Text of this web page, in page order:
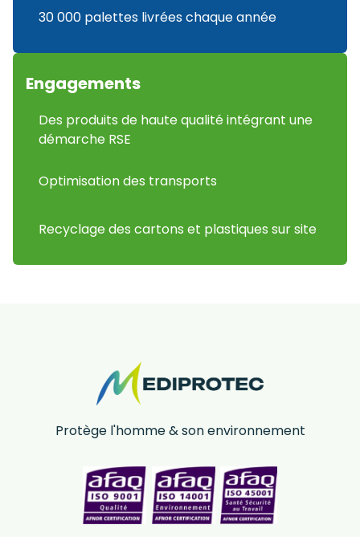
30 000 palettes livrées chaque année
Engagements
Des produits de haute qualité intégrant une
démarche RSE
Optimisation des transports
Recyclage des cartons et plastiques sur site
Protège l'homme & son environnement